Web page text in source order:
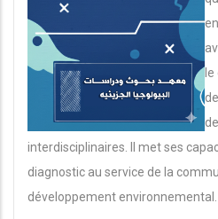
le
interdisciplinaires. Il met ses
diagnostic au service de la
développement environnemental.